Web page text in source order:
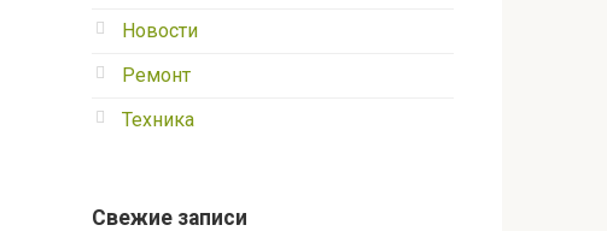
Новости
Ремонт
Техника
Свежие записи